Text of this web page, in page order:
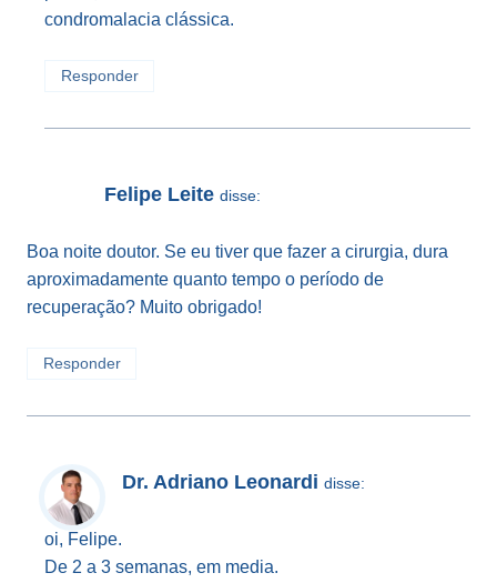
condromalacia clássica.
Responder
Felipe Leite disse:
Boa noite doutor. Se eu tiver que fazer a cirurgia, dura
aproximadamente quanto tempo o período de
recuperação? Muito obrigado!
Responder
Dr. Adriano Leonardi disse:
oi, Felipe.
De 2 a 3 semanas, em media.